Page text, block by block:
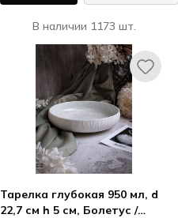
В наличии 1173 шт.
Тарелка глубокая 950 мл, d
22,7 см h 5 см, Болетус /